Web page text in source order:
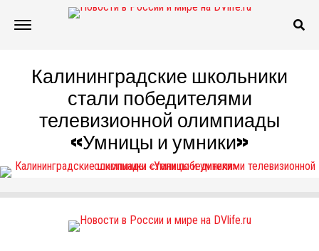
Калининградские школьники
стали победителями
телевизионной олимпиады
«Умницы и умники»